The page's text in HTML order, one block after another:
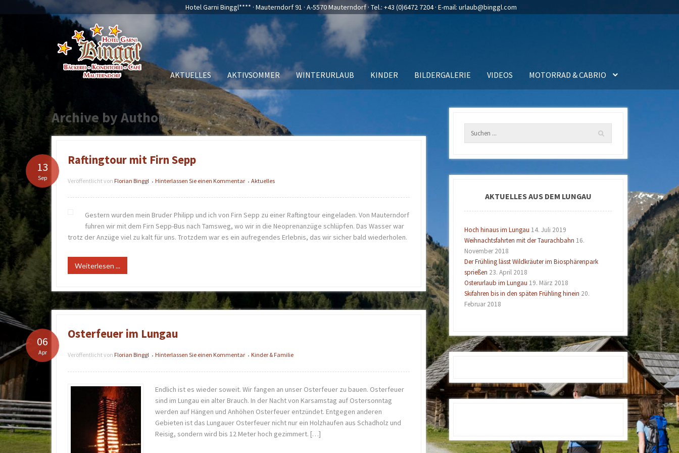
Hotel Garni Binggl**** · Mauterndorf 91 · A-5570 Mauterndorf · Tel.: +43 (0)6472 7204· E-mail: urlaub@binggl.com
AKTUELLES AKTIVSOMMER WINTERURLAUB KINDER BILDERGALERIE VIDEOS MOTORRAD & CABRIO
Archive by Author
Raftingtour mit Firn Sepp
Veröffentlicht von Florian Binggl • Hinterlassen Sie einen Kommentar • Aktuelles
13
Sep
Gestern wurden mein Bruder Philipp und ich von Firn Sepp zu einer Raftingtour eingeladen. Von Mauterndorf
fuhren wir mit dem Firn Sepp-Bus nach Tamsweg, wo wir in die Neoprenanzüge schlüpfen. Das Wasser war
trotz der Anzüge viel zu kalt für uns. Trotzdem war es ein aufregendes Erlebnis, das wir sicher bald wiederholen.
Weiterlesen ...
Osterfeuer im Lungau
Veröffentlicht von Florian Binggl • Hinterlassen Sie einen Kommentar • Kinder & Familie
06
Apr
Endlich ist es wieder soweit. Wir fangen an unser Osterfeuer zu bauen. Osterfeuer
sind im Lungau ein alter Brauch. In der Nacht von Karsamstag auf Ostersonntag
werden auf Hängen und Anhöhen Osterfeuer entzündet. Entgegen anderen
Gebieten ist das Lungauer Osterfeuer nicht nur ein Holzhaufen aus Schadholz und
Reisig, sondern wird bis 12 Meter hoch gezimmert. […]
AKTUELLES AUS DEM LUNGAU
Hoch hinaus im Lungau 14. Juli 2019
Weihnachtsfahrten mit der Taurachbahn 16.
November 2018
Der Frühling lässt Wildkräuter im Biosphärenpark
sprießen 23. April 2018
Osterurlaub im Lungau 19. März 2018
Skifahren bis in den späten Frühling hinein 20.
Februar 2018